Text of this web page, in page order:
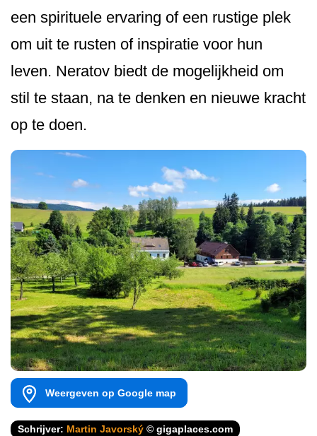
een spirituele ervaring of een rustige plek
om uit te rusten of inspiratie voor hun
leven. Neratov biedt de mogelijkheid om
stil te staan, na te denken en nieuwe kracht
op te doen.
Weergeven op Google map
Schrijver: Martin Javorský © gigaplaces.com